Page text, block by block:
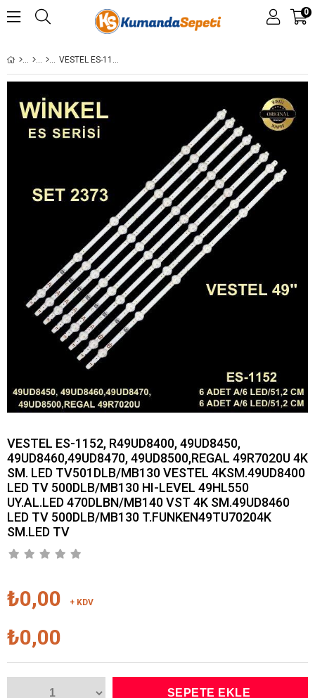
0
VESTEL ES-1152, R49UD8400, 49UD8450, 49UD8460,49UD8470, 49UD8500,REGAL 49R7020U 4K SM. LED TV501DLB/MB130 VESTEL 4KSM.49UD8400 LED TV 500DLB/MB130 HI-LEVEL 49HL550 UY.AL.LED 470DLBN/MB140 VST 4K SM.49UD8460 LED TV 500DLB/MB130 T.FUNKEN49TU70204K SM.LED TV
VESTEL ES-1152, R49UD8400, 49UD8450,
49UD8460,49UD8470, 49UD8500,REGAL 49R7020U 4K
SM. LED TV501DLB/MB130 VESTEL 4KSM.49UD8400
LED TV 500DLB/MB130 HI-LEVEL 49HL550
UY.AL.LED 470DLBN/MB140 VST 4K SM.49UD8460
LED TV 500DLB/MB130 T.FUNKEN49TU70204K
SM.LED TV
₺0,00 + KDV
₺0,00